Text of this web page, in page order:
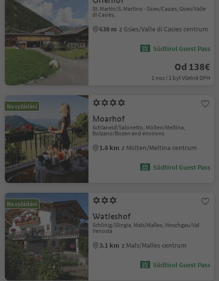
St. Martin/S. Martino - Gsies/Casies, Gsies/Valle
di Casies,
638 m z Gsies/Valle di Casies centrum
Südtirol Guest Pass
Od 138€
1 noc / 1 byt Včetně DPH
Na vyžádání
Moarhof
Schlaneid/Salonetto, Mölten/Meltina,
Bolzano/Bozen and environs
1.8 km z Mölten/Meltina centrum
Südtirol Guest Pass
Na vyžádání
Watleshof
Schlinig/Slingia, Mals/Malles, Vinschgau/Val
Venosta
3.1 km z Mals/Malles centrum
Südtirol Guest Pass